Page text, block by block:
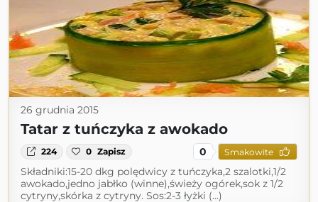
26 grudnia 2015
Tatar z tuńczyka z awokado
224 0 Zapisz 0 Smakowite
Składniki:15-20 dkg polędwicy z tuńczyka,2 szalotki,1/2
awokado,jedno jabłko (winne),świeży ogórek,sok z 1/2
cytryny,skórka z cytryny. Sos:2-3 łyżki (...)